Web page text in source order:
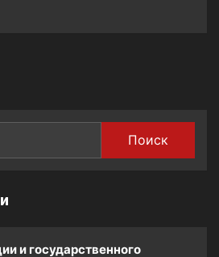
Поиск
и государственного